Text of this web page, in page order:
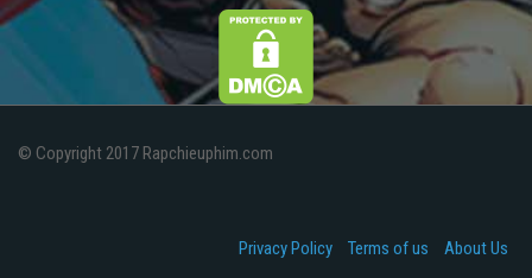
© Copyright 2017 Rapchieuphim.com
Privacy Policy Terms of us About Us